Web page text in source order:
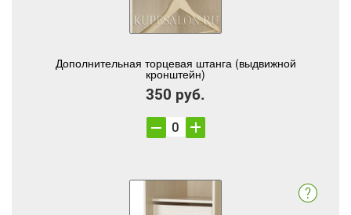
Дополнительная торцевая штанга (выдвижной
кронштейн)
350 руб.